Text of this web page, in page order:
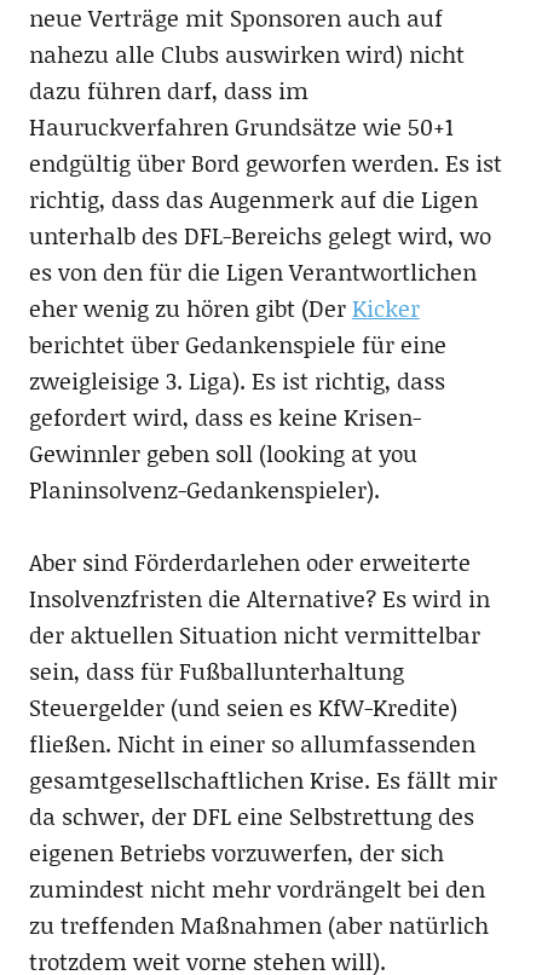
neue Verträge mit Sponsoren auch auf
nahezu alle Clubs auswirken wird) nicht
dazu führen darf, dass im
Hauruckverfahren Grundsätze wie 50+1
endgültig über Bord geworfen werden. Es ist
richtig, dass das Augenmerk auf die Ligen
unterhalb des DFL-Bereichs gelegt wird, wo
es von den für die Ligen Verantwortlichen
eher wenig zu hören gibt (DerKicker
berichtet über Gedankenspiele für eine
zweigleisige 3. Liga). Es ist richtig, dass
gefordert wird, dass es keine Krisen-
Gewinnler geben soll (looking at you
Planinsolvenz-Gedankenspieler).
Aber sind Förderdarlehen oder erweiterte
Insolvenzfristen die Alternative? Es wird in
der aktuellen Situation nicht vermittelbar
sein, dass für Fußballunterhaltung
Steuergelder (und seien es KfW-Kredite)
fließen. Nicht in einer so allumfassenden
gesamtgesellschaftlichen Krise. Es fällt mir
da schwer, der DFL eine Selbstrettung des
eigenen Betriebs vorzuwerfen, der sich
zumindest nicht mehr vordrängelt bei den
zu treffenden Maßnahmen (aber natürlich
trotzdem weit vorne stehen will).